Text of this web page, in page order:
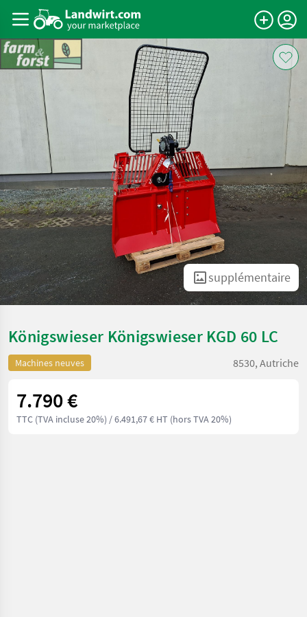
supplémentaire
Königswieser Königswieser KGD 60 LC
Machines neuves 8530, Autriche
7.790 €
TTC (TVA incluse 20%) / 6.491,67 € HT (hors TVA 20%)